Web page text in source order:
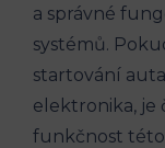
a správné
systémů.
startování
elektronika, je
funkčnost této